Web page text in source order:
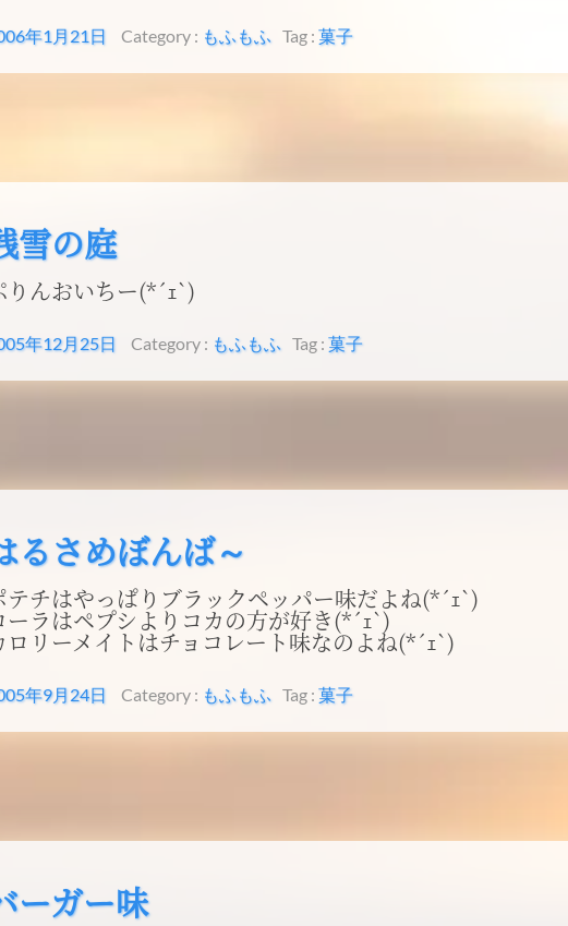
年1月21日 Category : もふもふ Tag : 菓子
雪の庭
りんおいちー(*´ｪ`)
年12月25日 Category : もふもふ Tag : 菓子
るさめぼんば～
テチはやっぱりブラックペッパー味だよね(*´ｪ`)
ーラはペプシよりコカの方が好き(*´ｪ`)
ロリーメイトはチョコレート味なのよね(*´ｪ`)
年9月24日 Category : もふもふ Tag : 菓子
ーガー味